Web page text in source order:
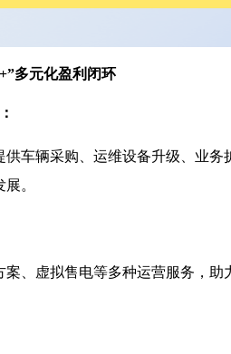
多元化盈利闭环
供车辆采购、运维设备升级、业务
。
、虚拟售电等多种运营服务，助